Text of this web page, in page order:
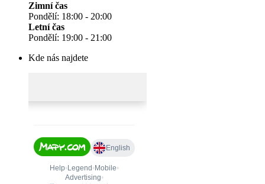
Zimní čas
Pondělí: 18:00 - 20:00
Letní čas
Pondělí: 19:00 - 21:00
Kde nás najdete